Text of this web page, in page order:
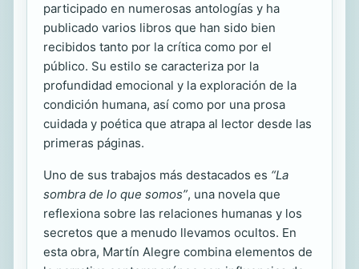
participado en numerosas antologías y ha
publicado varios libros que han sido bien
recibidos tanto por la crítica como por el
público. Su estilo se caracteriza por la
profundidad emocional y la exploración de la
condición humana, así como por una prosa
cuidada y poética que atrapa al lector desde las
primeras páginas.
Uno de sus trabajos más destacados es “La
sombra de lo que somos”, una novela que
reflexiona sobre las relaciones humanas y los
secretos que a menudo llevamos ocultos. En
esta obra, Martín Alegre combina elementos de